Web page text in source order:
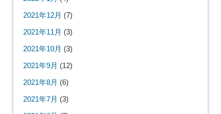
2022年11月 (2)
2022年9月(2)
2022年7月(3)
2022年6月 (4)
2022年5月 (4)
2022年4月 (1)